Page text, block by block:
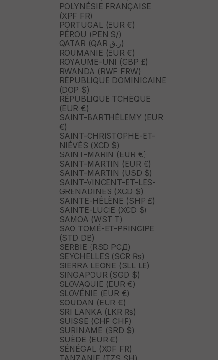
POLYNÉSIE FRANÇAISE
(XPF FR)
PORTUGAL (EUR €)
PÉROU (PEN S/)
QATAR (QAR ر.ق)
ROUMANIE (EUR €)
ROYAUME-UNI (GBP £)
RWANDA (RWF FRW)
RÉPUBLIQUE DOMINICAINE
(DOP $)
RÉPUBLIQUE TCHÈQUE
(EUR €)
SAINT-BARTHÉLEMY (EUR
€)
SAINT-CHRISTOPHE-ET-
NIÉVÈS (XCD $)
SAINT-MARIN (EUR €)
SAINT-MARTIN (EUR €)
SAINT-MARTIN (USD $)
SAINT-VINCENT-ET-LES-
GRENADINES (XCD $)
SAINTE-HÉLÈNE (SHP £)
SAINTE-LUCIE (XCD $)
SAMOA (WST T)
SAO TOMÉ-ET-PRINCIPE
(STD DB)
SERBIE (RSD РСД)
SEYCHELLES (SCR ₨)
SIERRA LEONE (SLL LE)
SINGAPOUR (SGD $)
SLOVAQUIE (EUR €)
SLOVÉNIE (EUR €)
SOUDAN (EUR €)
SRI LANKA (LKR ₨)
SUISSE (CHF CHF)
SURINAME (SRD $)
SUÈDE (EUR €)
SÉNÉGAL (XOF FR)